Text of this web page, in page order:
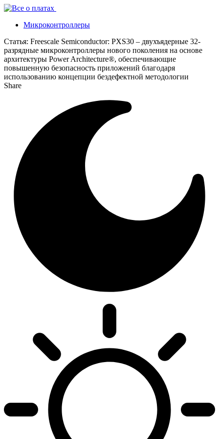
Микроконтроллеры
Статья: Freescale Semiconductor: PXS30 – двухъядерные 32-
разрядные микроконтроллеры нового поколения на основе
архитектуры Power Architecture®, обеспечивающие
повышенную безопасность приложений благодаря
использованию концепции бездефектной методологии
Share